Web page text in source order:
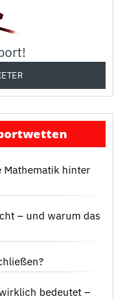
Mathematik hinter
– und warum das
bedeutet –